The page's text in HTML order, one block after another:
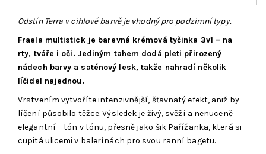
Odstín Terra v cihlové barvě je vhodný pro podzimní typy.
Fraela multistick je barevná krémová tyčinka 3v1 – na
rty, tváře i oči. Jediným tahem dodá pleti přirozený
nádech barvy a saténový lesk, takže nahradí několik
líčidel najednou.
Vrstvením vytvoříte intenzivnější, šťavnatý efekt, aniž by
líčení působilo těžce. Výsledek je živý, svěží a nenuceně
elegantní – tón v tónu, přesně jako šik Pařížanka, která si
cupitá ulicemi v balerínách pro svou ranní bagetu.